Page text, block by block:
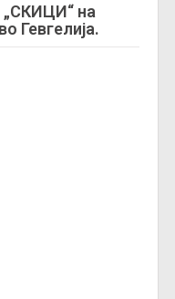
на
Гевгелија.